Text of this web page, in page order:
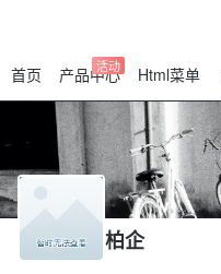
首页 产品中心
活动 Html菜单
柏企